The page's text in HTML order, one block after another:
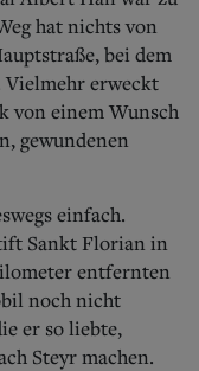
hat nichts von
bei dem
Vielmehr erweckt
von einem Wunsch
gewundenen
einfach.
Sankt Florian in
entfernten
noch nicht
er so liebte,
Steyr machen.